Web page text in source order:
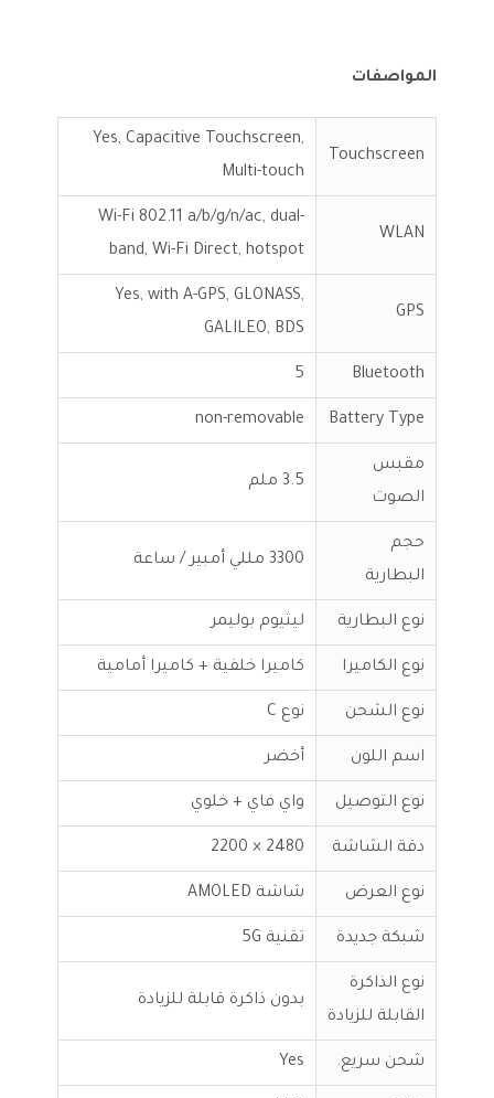
المواصفات
Touchscreen
Yes, Capacitive Touchscreen,
Multi-touch
WLAN
Wi-Fi 802.11 a/b/g/n/ac, dual-
band, Wi-Fi Direct, hotspot
GPS
Yes, with A-GPS, GLONASS,
GALILEO, BDS
Bluetooth
5
Battery Type
non-removable
مقبس
الصوت
3.5 ملم
حجم
البطارية
3300 مللي أمبير / ساعة
نوع البطارية ليثيوم بوليمر
نوع الكاميرا كاميرا خلفية + كاميرا أمامية
نوع الشحن نوع C
اسم اللون أخضر
نوع التوصيل واي فاي + خلوي
دقة الشاشة 2480 × 2200
نوع العرض شاشة AMOLED
شبكة جديدة تقنية 5G
نوع الذاكرة
القابلة للزيادة
بدون ذاكرة قابلة للزيادة
شحن سريع. Yes